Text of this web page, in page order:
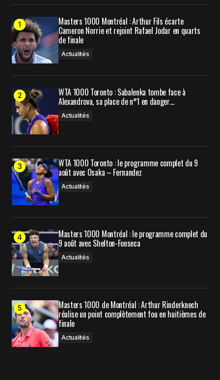
Masters 1000 Montréal : Arthur Fils écarte
Cameron Norrie et rejoint Rafael Jodar en quarts
de finale
Actualités
WTA 1000 Toronto : Sabalenka tombe face à
Alexandrova, sa place de n°1 en danger…
Actualités
WTA 1000 Toronto : le programme complet du 9
août avec Osaka – Fernandez
Actualités
Masters 1000 Montréal : le programme complet du
9 août avec Shelton-Fonseca
Actualités
Masters 1000 de Montréal : Arthur Rinderknech
réalise un point complètement fou en huitièmes de
finale
Actualités